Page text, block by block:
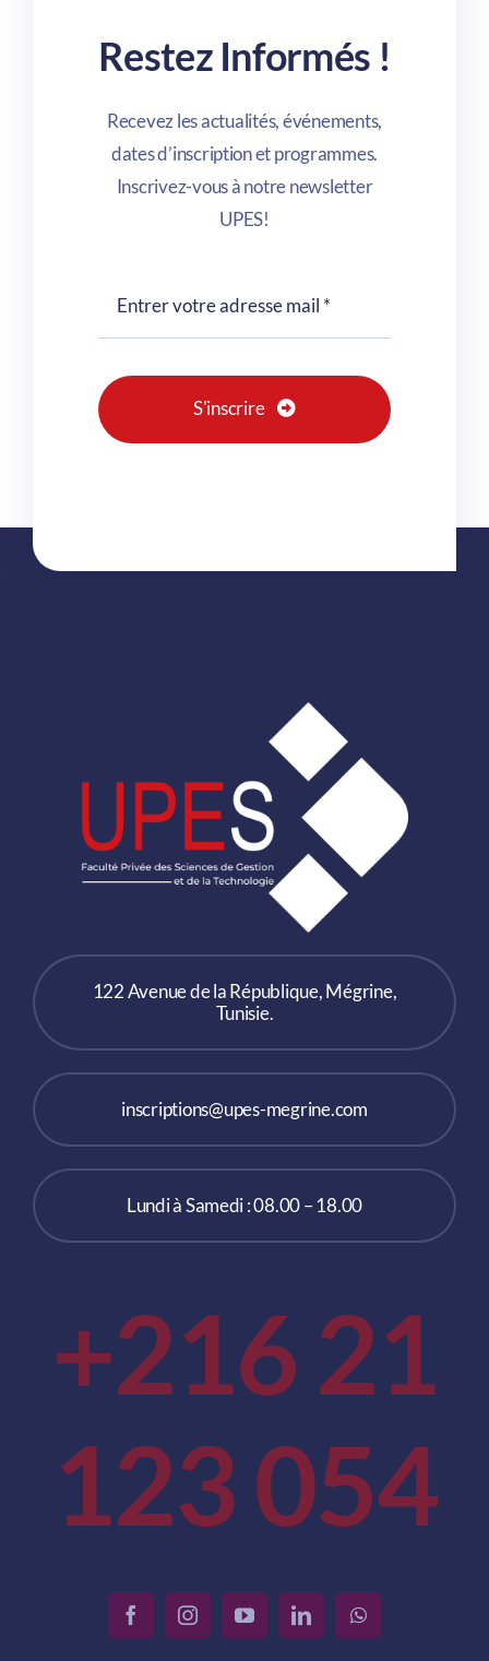
Restez Informés !
Recevez les actualités, événements,
dates d’inscription et programmes.
Inscrivez-vous à notre newsletter
UPES!
S'inscrire
122 Avenue de la République, Mégrine,
Tunisie.
inscriptions@upes-megrine.com
Lundi à Samedi : 08.00 – 18.00
+216 21
123 054